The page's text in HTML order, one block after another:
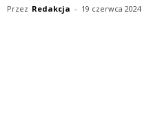
Przez Redakcja - 19 czerwca 2024